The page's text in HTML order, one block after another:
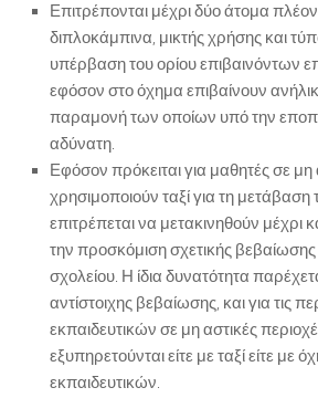
Επιτρέπονται μέχρι δύο άτομα
διπλοκάμπινα, μικτής χρήσης και
υπέρβαση του ορίου επιβαινόντων
εφόσον στο όχημα επιβαίνουν
παραμονή των οποίων υπό την
αδύνατη.
Εφόσον πρόκειται για μαθητές σε μη
χρησιμοποιούν ταξί για τη μετάβαση
επιτρέπεται να μετακινηθούν μέχρι
την προσκόμιση σχετικής βεβαίωσης
σχολείου. Η ίδια δυνατότητα
αντίστοιχης βεβαίωσης, και για τις
εκπαιδευτικών σε μη αστικές
εξυπηρετούνται είτε με ταξί είτε με
εκπαιδευτικών.